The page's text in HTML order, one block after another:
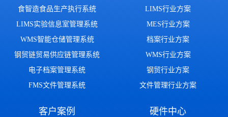
食智造食品生产执行系统
LIMS实验信息室管理系统
WMS智能仓储管理系统
钢贸链贸易供应链管理系统
电子档案管理系统
FMS文件管理系统
LIMS行业方案
MES行业方案
档案行业方案
WMS行业方案
钢贸行业方案
文件管理行业方案
客户案例 硬件中心